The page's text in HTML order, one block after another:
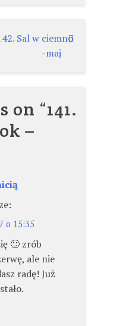
Sal w ciemno
-maj
on “141.
–
o 15:35
🙂 zrób
ale nie
radę! Już